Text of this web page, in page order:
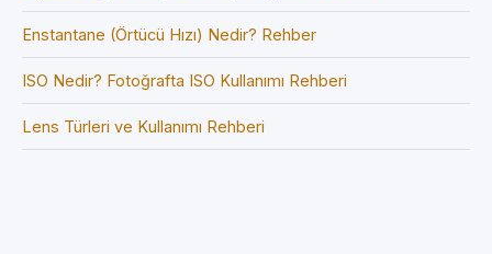
Enstantane (Örtücü Hızı) Nedir? Rehber
ISO Nedir? Fotoğrafta ISO Kullanımı Rehberi
Lens Türleri ve Kullanımı Rehberi